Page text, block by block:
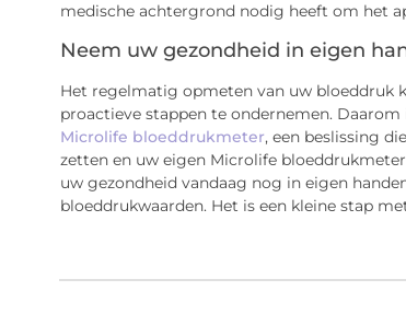
medische achtergrond nodig heeft om het
Neem uw gezondheid in eigen
Het regelmatig opmeten van uw bloeddruk
proactieve stappen te ondernemen.
Microlife bloeddrukmeter, een beslissing
zetten en uw eigen Microlife
uw gezondheid vandaag nog in eigen
bloeddrukwaarden. Het is een kleine stap